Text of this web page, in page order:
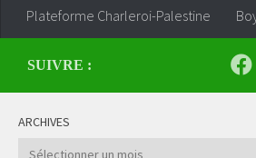
Plateforme Charleroi-Palestine
SUIVRE :
ARCHIVES
Archives